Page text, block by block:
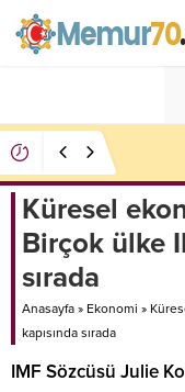
Küresel
Birçok ülke
sırada
Anasayfa » Ekonomi »
kapısında sırada
IMF Sözcüsü Julie